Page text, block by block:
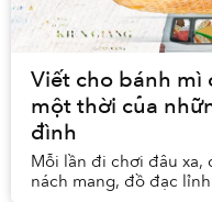
Viết cho bánh mì
một thời của
đình
Mỗi lần đi chơi đâu xa,
nách mang, đồ đạc